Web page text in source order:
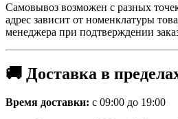
Самовывоз возможен с разных
адрес зависит от номенклатуры
менеджера при подтверждении
🚚 Доставка в
Время доставки: с 09:00 до 19:00